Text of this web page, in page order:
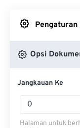
Opsi
Jangkauan Ke
Halaman untuk